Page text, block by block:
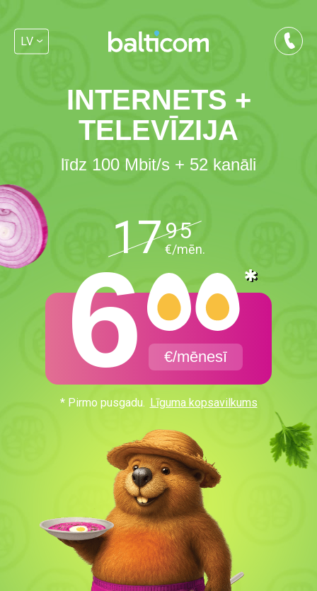
LV
INTERNETS +
TELEVĪZIJA
līdz 100 Mbit/s + 52 kanāli
6 €/mēnesī
1795
€/mēn.
* Pirmo pusgadu. Līguma kopsavilkums